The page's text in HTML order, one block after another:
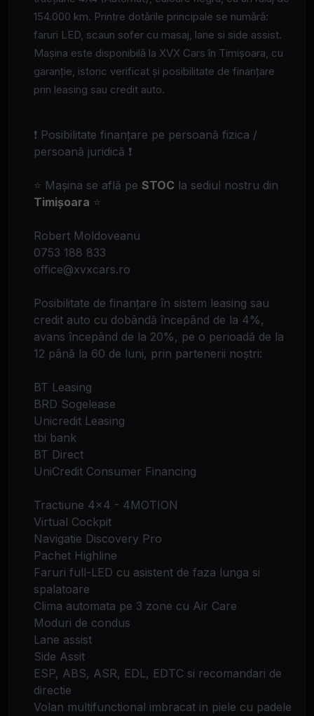
154.000 km. Printre dotările principale se numără:
faruri LED, scaun sofer cu masaj, lane si side assist.
Mașina este disponibilă la XVX Cars în Timișoara, cu
garanție, istoric verificat și posibilitate de finanțare
prin leasing sau credit auto.
❗ Posibilitate finanțare pe persoană fizica /
persoană juridică ❗
⭐ Mașina se află pe STOC la sediul nostru din
Timișoara ⭐
Robert Moldoveanu
0753 188 833
office@xvxcars.ro
Posibilitate de finanțare în sistem leasing sau
credit auto cu dobândă începând de la 4%,
avans începând de la 20%, pe o perioadă de la
12 până la 60 de luni, prin partenerii noștri:
BT Leasing
BRD Sogelease
Unicredit Leasing
tbi bank
BT Direct
UniCredit Consumer Financing
Tractiune 4x4 - 4MOTION
Virtual Cockpit
Navigatie Discovery Pro
Pachet Highline
Faruri full-LED cu asistent de faza lunga si
spalatoare
Clima automata pe 3 zone cu Air Care
Moduri de condus
Lane assist
Side Assit
ESP, ABS, ASR, EDL, EDTC si recomandari de
directie
Volan multifunctional imbracat in piele cu padele